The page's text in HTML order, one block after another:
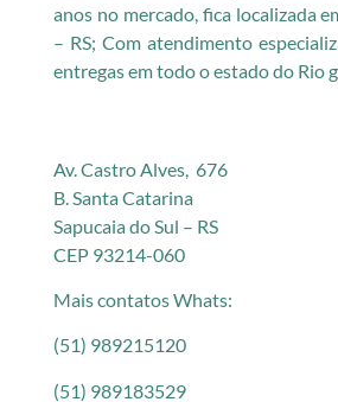
anos no mercado, fica localizada
– RS; Com atendimento
entregas em todo o estado do Rio
Av. Castro Alves, 676
B. Santa Catarina
Sapucaia do Sul – RS
CEP 93214-060
Mais contatos Whats:
(51) 989215120
(51) 989183529